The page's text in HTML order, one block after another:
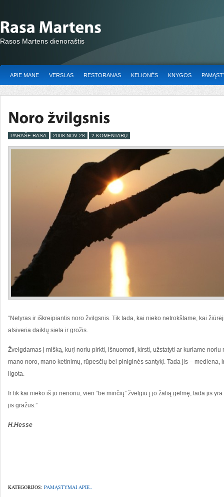
Rasos Martens dienoraštis
APIE MANE VERSLAS RESTORANAS KELIONĖS KNYGOS
PARAŠĖ RASA 2008 NOV 28 2 KOMENTARŲ
“Netyras ir iškreipiantis noro žvilgsnis. Tik tada, kai nieko netrokštame, kai
atsiveria daiktų siela ir grožis.
Žvelgdamas į mišką, kurį noriu pirkti, išnuomoti, kirsti, užstatyti ar kuriame noriu
mano noro, mano ketinimų, rūpesčių bei piniginės santykį. Tada jis – mediena,
ligota.
Ir tik kai nieko iš jo nenoriu, vien “be minčių” žvelgiu į jo žalią gelmę, tada jis
jis gražus.”
H.Hesse
KATEGORIJOS: PAMĄSTYMAI APIE..